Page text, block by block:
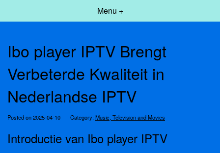
Menu +
Ibo player IPTV Brengt
Verbeterde Kwaliteit in
Nederlandse IPTV
Posted on 2025-04-10 Category:Music, Television and Movies
Introductie van Ibo player IPTV